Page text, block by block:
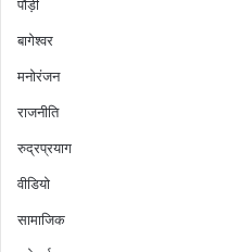
पौड़ी
बागेश्वर
मनोरंजन
राजनीति
रुद्रप्रयाग
वीडियो
सामाजिक